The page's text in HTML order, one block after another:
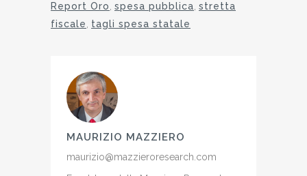
Report Oro, spesa pubblica, stretta
fiscale, tagli spesa statale
MAURIZIO MAZZIERO
maurizio@mazzieroresearch.com